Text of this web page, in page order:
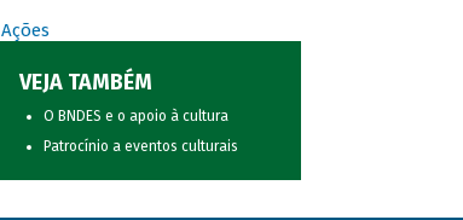
Ações
VEJA TAMBÉM
O BNDES e o apoio à cultura
Patrocínio a eventos culturais